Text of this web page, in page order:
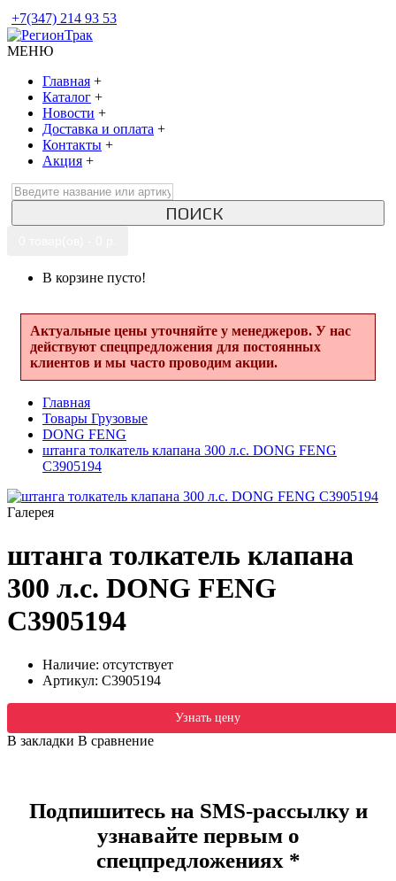
+7(347) 214 93 53
МЕНЮ
Главная +
Каталог +
Новости +
Доставка и оплата +
Контакты +
Акция +
ПОИСК
В корзине пусто!
Актуальные цены уточняйте у менеджеров. У нас
действуют спецпредложения для постоянных
клиентов и мы часто проводим акции.
Главная
Товары Грузовые
DONG FENG
штанга толкатель клапана 300 л.с. DONG FENG
C3905194
Галерея
штанга толкатель клапана
300 л.с. DONG FENG
C3905194
Наличие: отсутствует
Артикул: C3905194
Узнать цену
В закладки В сравнение
Подпишитесь на SMS-рассылку и
узнавайте первым о
спецпредложениях *